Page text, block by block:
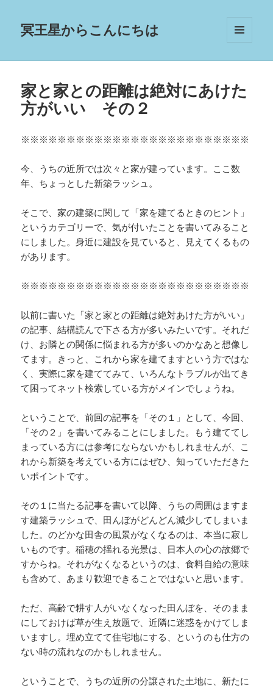
冥王星からこんにちは
ーとウ
家と家との距離は絶対にあけた
方がいい その２
※※※※※※※※※※※※※※※※※※※※※※※※※
今、うちの近所では次々と家が建っています。ここ数
年、ちょっとした新築ラッシュ。
そこで、家の建築に関して「家を建てるときのヒント」
というカテゴリーで、気が付いたことを書いてみること
にしました。身近に建設を見ていると、見えてくるもの
があります。
※※※※※※※※※※※※※※※※※※※※※※※※※
以前に書いた「家と家との距離は絶対あけた方がいい」
の記事、結構読んで下さる方が多いみたいです。それだ
け、お隣との関係に悩まれる方が多いのかなあと想像し
てます。きっと、これから家を建てますという方ではな
く、実際に家を建ててみて、いろんなトラブルが出てき
て困ってネット検索している方がメインでしょうね。
ということで、前回の記事を「その１」として、今回、
「その２」を書いてみることにしました。もう建ててし
まっている方には参考にならないかもしれませんが、こ
れから新築を考えている方にはぜひ、知っていただきた
いポイントです。
その１に当たる記事を書いて以降、うちの周囲はますま
す建築ラッシュで、田んぼがどんどん減少してしまいま
した。のどかな田舎の風景がなくなるのは、本当に寂し
いものです。稲穂の揺れる光景は、日本人の心の故郷で
すからね。それがなくなるというのは、食料自給の意味
も含めて、あまり歓迎できることではないと思います。
ただ、高齢で耕す人がいなくなった田んぼを、そのまま
にしておけば草が生え放題で、近隣に迷惑をかけてしま
いますし。埋め立てて住宅地にする、というのも仕方の
ない時の流れなのかもしれません。
ということで、うちの近所の分譲された土地に、新たに